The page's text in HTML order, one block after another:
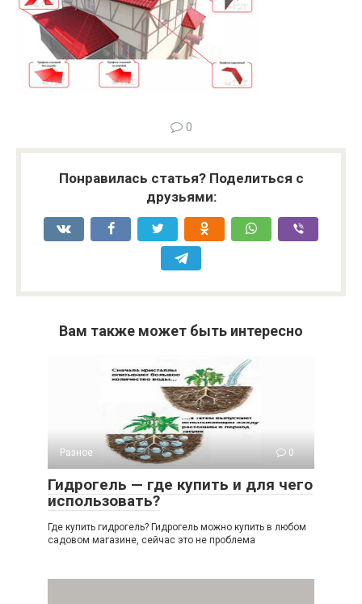
0
Понравилась статья? Поделиться с
друзьями:
Вам также может быть интересно
Разное 0
Гидрогель — где купить и для чего
использовать?
Где купить гидрогель? Гидрогель можно купить в любом
садовом магазине, сейчас это не проблема